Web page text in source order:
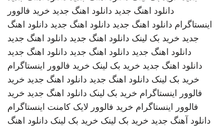
دانلود اهنگ جدید دانلود اهنگ جدید خرید فالوور
اینستاگرام دانلود اهنگ جدید دانلود اهنگ جدید دانلود اهنگ
جدید خرید بک لینک دانلود اهنگ جدید دانلود اهنگ جدید
دانلود اهنگ جدید دانلود اهنگ جدید دانلود اهنگ جدید
دانلود اهنگ جدید خرید بک لینک خرید فالوور اینستاگرام
خرید بک لینک دانلود اهنگ جدید دانلود اهنگ جدید خرید
فالوور اینستاگرام خرید بک لینک دانلود اهنگ جدید خرید
فالوور اینستاگرام خرید فالوور لایک کامنت اینستاگرام
دانلود آهنگ جدید خرید بک لینک خرید بک لینک دانلود اهنگ